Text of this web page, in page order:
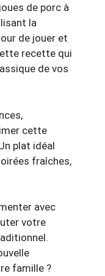
de porc à
la
de jouer et
recette qui
de vos
cette
plat idéal
fraîches,
avec
votre
famille ?